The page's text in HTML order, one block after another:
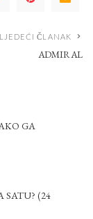
ČLANAK
ADMIRAL
GA
SATU? (24